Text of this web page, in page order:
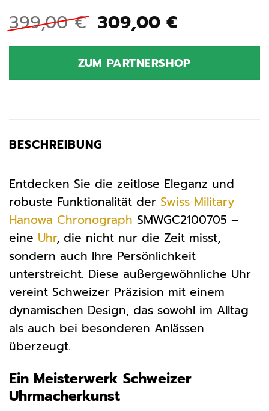
399,00€ Ursprünglicher
Preis
war:
399,00 €
309,00 €Aktueller
ist:
309,00 €.
ZUM PARTNERSHOP
BESCHREIBUNG
Entdecken Sie die zeitlose Eleganz und
robuste Funktionalität der Swiss Military
Hanowa Chronograph SMWGC2100705 –
eine Uhr, die nicht nur die Zeit misst,
sondern auch Ihre Persönlichkeit
unterstreicht. Diese außergewöhnliche Uhr
vereint Schweizer Präzision mit einem
dynamischen Design, das sowohl im Alltag
als auch bei besonderen Anlässen
überzeugt.
Ein Meisterwerk Schweizer
Uhrmacherkunst